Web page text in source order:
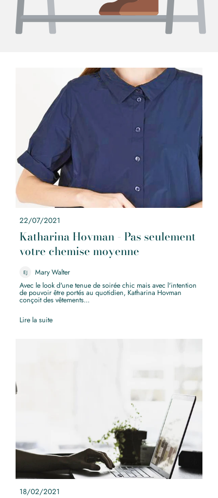
Katharina Hovman - Pas seulement votre chemise moyenne
22/07/2021
Katharina Hovman - Pas seulement
votre chemise moyenne
EJ
Mary Walter
Avec le look d'une tenue de soirée chic mais avec l'intention
de pouvoir être portés au quotidien, Katharina Hovman
conçoit des vêtements...
Lire la suite
18/02/2021